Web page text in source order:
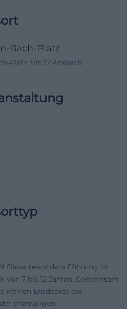
Bach-Platz
Platz, 91522 Ansbach,
! Diese besondere Führung ist
7 bis 12 Jahren. Gemeinsam
kleinen Entdecker die
ehemaligen